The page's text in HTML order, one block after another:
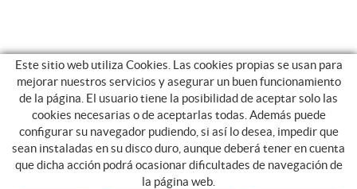
Este sitio web utiliza Cookies. Las cookies propias se usan para
mejorar nuestros servicios y asegurar un buen funcionamiento
de la página. El usuario tiene la posibilidad de aceptar solo las
cookies necesarias o de aceptarlas todas. Además puede
configurar su navegador pudiendo, si así lo desea, impedir que
sean instaladas en su disco duro, aunque deberá tener en cuenta
que dicha acción podrá ocasionar dificultades de navegación de
la página web.